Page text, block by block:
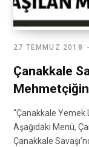
27 TEMMUZ 2018
Çanakkale
“Çanakkale Yemek
Aşağıdaki Menü,
Çanakkale